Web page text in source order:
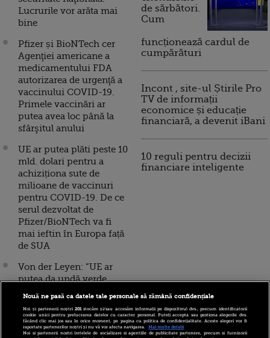
Lucrurile vor arăta mai
bine
Pfizer și BioNTech cer
Agenţiei americane a
medicamentului FDA
autorizarea de urgenţă a
vaccinului COVID-19.
Primele vaccinări ar
putea avea loc până la
sfârşitul anului
UE ar putea plăti peste 10
mld. dolari pentru a
achiziționa sute de
milioane de vaccinuri
pentru COVID-19. De ce
serul dezvoltat de
Pfizer/BioNTech va fi
mai ieftin în Europa față
de SUA
Von der Leyen: ”UE ar
putea da undă verde
vaccinurilor dezvoltate
Pfizer/BioNTech la
mijlocul lui decembrie.”
de sărbători.
Cum
funcționează cardul de
cumpărături
Incont , site-ul Știrile Pro
TV de informații
economice și educație
financiară, a devenit iBani
10 reguli pentru decizii
financiare inteligente
Nouă ne pasă ca datele tale personale să rămână confidențiale
Noi și partenerii noștri201stocăm și/sau accesăm informații pe dispozitivul dvs., precum identificatorii
cookie unici pentru prelucrarea datelor cu caracter personal. Puteți accepta sau gestiona alegerile dvs.
făcând clic mai jos sau în orice moment, pe pagina cu politica de confidențialitate. Aceste alegeri vor fi
raportate partenerilor noștri și nu vă vor afecta navigarea.
Mai multe detalii
Noi si partenerii nostri (retelele de socializare si agentiile de publicitate partenere, precum si furnizorii